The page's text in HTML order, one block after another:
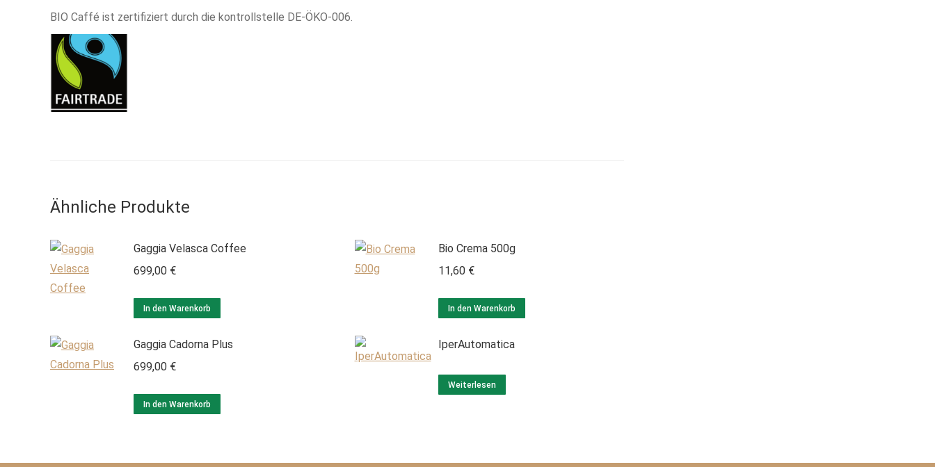
BIO Caffé ist zertifiziert durch die kontrollstelle DE-ÖKO-006.
Ähnliche Produkte
Gaggia Velasca Coffee
699,00 €
In den Warenkorb
Bio Crema 500g
11,60 €
In den Warenkorb
Gaggia Cadorna Plus
699,00 €
In den Warenkorb
IperAutomatica
Weiterlesen